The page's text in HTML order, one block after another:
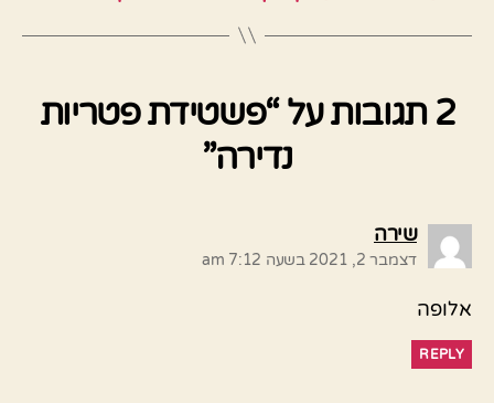
2 תגובות על “פשטידת פטריות
נדירה”
שירה
דצמבר 2, 2021 בשעה 7:12 am
אלופה
REPLY